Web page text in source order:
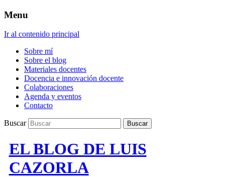
Menu
Ir al contenido principal
Sobre mí
Sobre el blog
Materiales docentes
Docencia e innovación docente
Colaboraciones
Agenda y eventos
Contacto
Buscar
EL BLOG DE LUIS
CAZORLA